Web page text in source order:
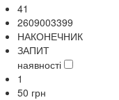
41
2609003399
НАКОНЕЧНИК
ЗАПИТ
наявності
1
50 грн